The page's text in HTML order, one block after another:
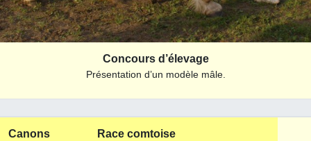
Concours d’élevage
Présentation d’un modèle mâle.
Canons Race comtoise